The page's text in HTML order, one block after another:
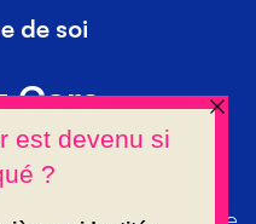
de soi
Caro
confiance en soi,